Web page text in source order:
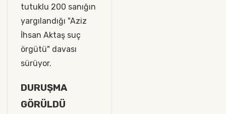
tutuklu 200 sanığın
yargılandığı "Aziz
İhsan Aktaş suç
örgütü" davası
sürüyor.
DURUŞMA
GÖRÜLDÜ